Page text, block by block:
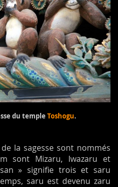
du temple Toshogu.
la sagesse sont nommés
sont Mizaru, Iwazaru et
» signifie trois et saru
saru est devenu zaru